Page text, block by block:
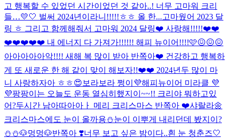
고 행복할 수 있었던 시간이었던 것 같아..! 너무 고마워 크리
들…💛🤍 벌써 2024년이라니!!!!!ㅎㅎ 올 한...고마웠어 2023 달
링 ㅎ 그리고 함께해줘서 고마워 2024 달링❤️ 사랑해!!!!!❤️❤️
❤️❤️❤️❤️❤️ 내 에너지 다 가져가!!!!!! 해피 뉴이어!!!!🩷😖😖😖
아아아아아악!!!! 새해 복 많이 받아 반쪽아❤️ 건강하고 행복하
게 또 새로운 한 해 같이 맞이 해보자!!❤️❤️ 2024년두 많이 마
니 사랑하자아 ㅎㅎ😍 보라보라 쩡이💜해피뉴이어 미라클 💜
💜팡팡이는 오늘도 운동 열심히했지이~~!! 크리야 뭐하고있
어?두시간 남아따아아ㅏ 메리 크리스마스 반쪽아 ❤️샤랄라🌼
크리스마스에도 눈이 올까용⛄️눈이 이뿌게 내리던데 봤지이?
⛄️⛄️🐶멍멍🐶반쪽아 ❣️너무 보고 싶은 밤이다..흰 눈 청춘즈🤍